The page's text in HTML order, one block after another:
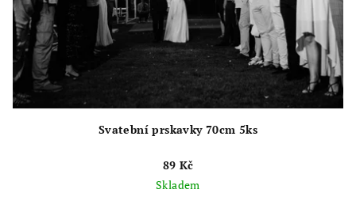
Svatební prskavky 70cm 5ks
89 Kč
Skladem